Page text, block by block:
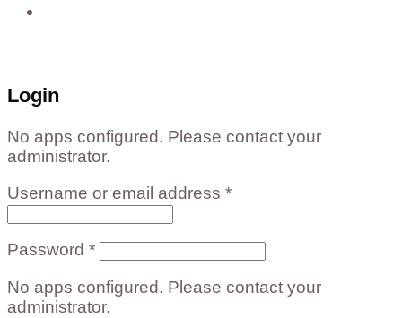
Login
No apps configured. Please contact your
administrator.
Username or email address *
Password *
No apps configured. Please contact your
administrator.